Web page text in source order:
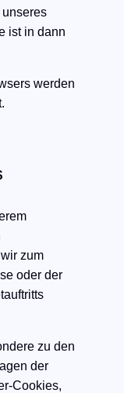
ist in dann
werden
zum
oder der
zu den
der
Cookies,